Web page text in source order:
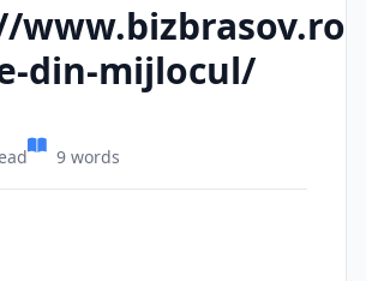
www.bizbrasov.ro/
din-mijlocul/
9 words